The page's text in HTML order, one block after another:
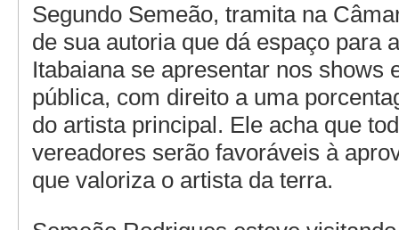
Segundo Semeão, tramita na
de sua autoria que dá espaço para
Itabaiana se apresentar nos shows
pública, com direito a uma
do artista principal. Ele acha que
vereadores serão favoráveis à
que valoriza o artista da terra.